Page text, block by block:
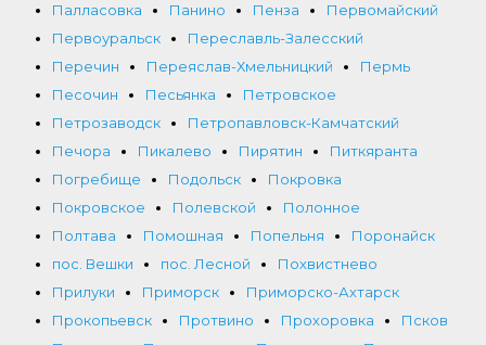
Палласовка
Панино Пенза
Первомайский
Первоуральск
Переславль-Залесский
Перечин
Переяслав-Хмельницкий
Пермь
Песочин
Песьянка
Петровское
Петрозаводск
Петропавловск-Камчатский
Печора
Пикалево Пирятин
Питкяранта
Погребище
Подольск
Покровка
Покровское
Полевской
Полонное
Полтава
Помошная Попельня
Поронайск
пос. Вешки
пос. Лесной
Похвистнево
Прилуки
Приморск
Приморско-Ахтарск
Прокопьевск
Протвино Прохоровка
Псков